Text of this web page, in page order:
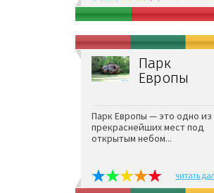
Парк
Европы
Парк Европы — это одно из
прекраснейших мест под
открытым небом...
читать